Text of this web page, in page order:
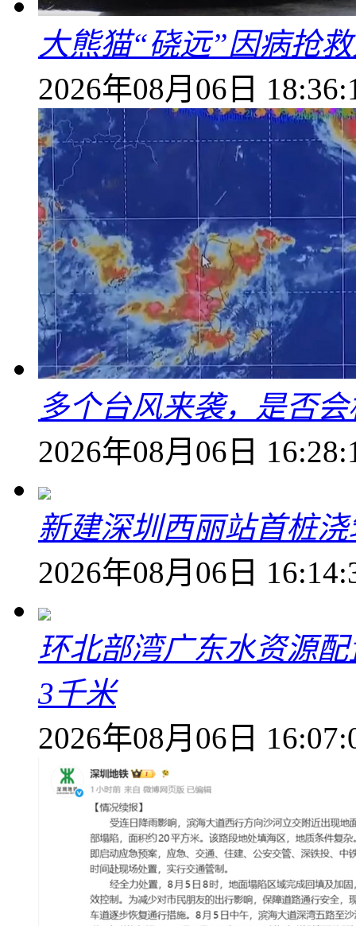
大熊猫“硗远”因病抢
2026年08月06日
多个台风来袭，是否
2026年08月06日
新建深圳西丽站首桩
2026年08月06日
环北部湾广东水资源
3千米
2026年08月06日